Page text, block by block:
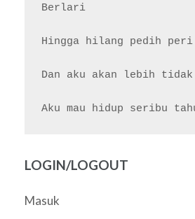
Berlari
Hingga hilang pedih peri
Dan aku akan lebih
LOGIN/LOGOUT
Masuk